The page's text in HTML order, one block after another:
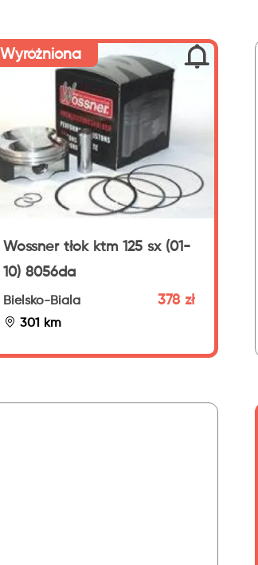
Wyróżniona
Wossner tłok ktm 125 sx (01-
10) 8056da
Bielsko-Biala
301 km
378 zł